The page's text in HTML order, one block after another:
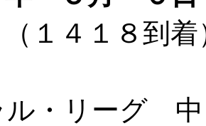
（１４１８
ル・リーグ 中